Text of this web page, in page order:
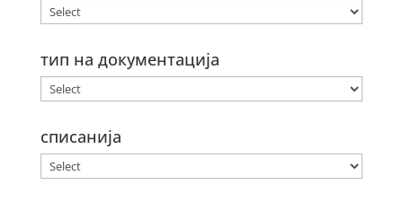
тип на документација
списанија